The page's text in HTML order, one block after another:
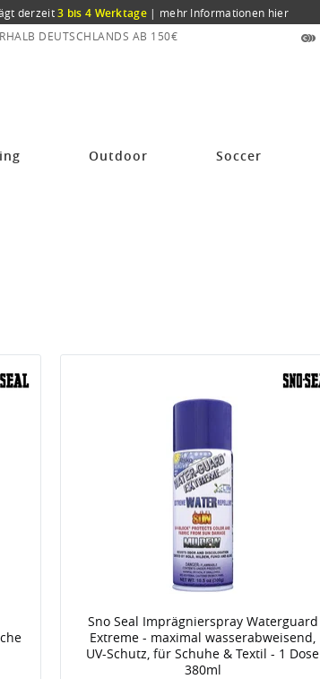
derzeit3 bis 4 Werktage | mehr Informationen hier
DEUTSCHLANDS AB 150€
Outdoor Soccer
Sno Seal Imprägnierspray Waterguard
Extreme - maximal wasserabweisend,
UV-Schutz, für Schuhe & Textil - 1 Dose
380ml